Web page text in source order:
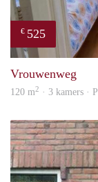
€ 525
Vrouwenweg
120 m2 · 3 kamers ·